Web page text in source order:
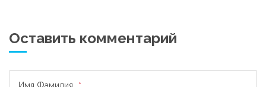
Оставить комментарий